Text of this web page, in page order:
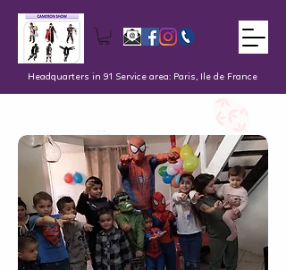
Headquarters in 91 Service area: Paris, Ile de France